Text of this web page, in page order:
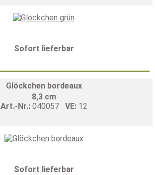
Sofort lieferbar
Glöckchen bordeaux
8,3 cm
Art.-Nr.: 040057 VE: 12
Sofort lieferbar